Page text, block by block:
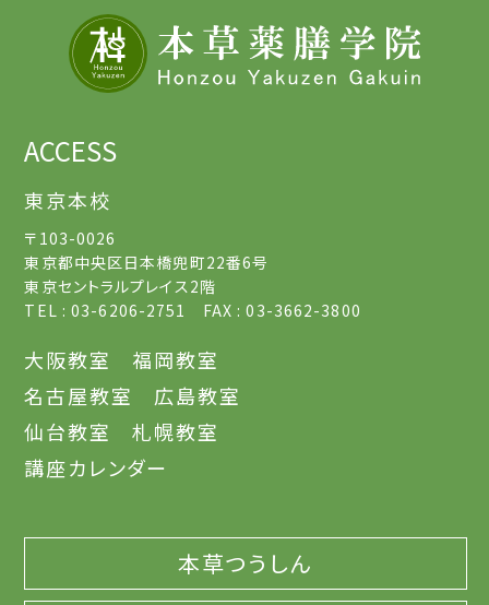
ACCESS
東京本校
〒103-0026
東京都中央区日本橋兜町22番6号
東京セントラルプレイス2階
TEL : 03-6206-2751 FAX : 03-3662-3800
大阪教室
福岡教室
名古屋教室
広島教室
仙台教室
札幌教室
講座カレンダー
本草つうしん